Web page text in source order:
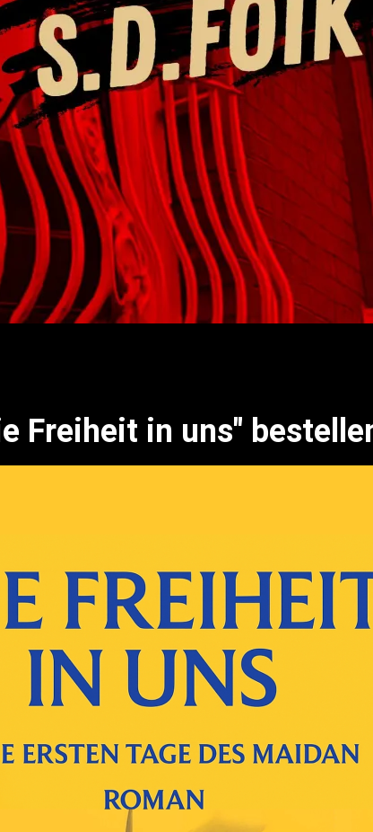
Freiheit in uns"